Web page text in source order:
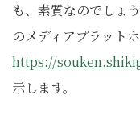
も、素質なのでしょ
のメディアプラット
https://
示します。